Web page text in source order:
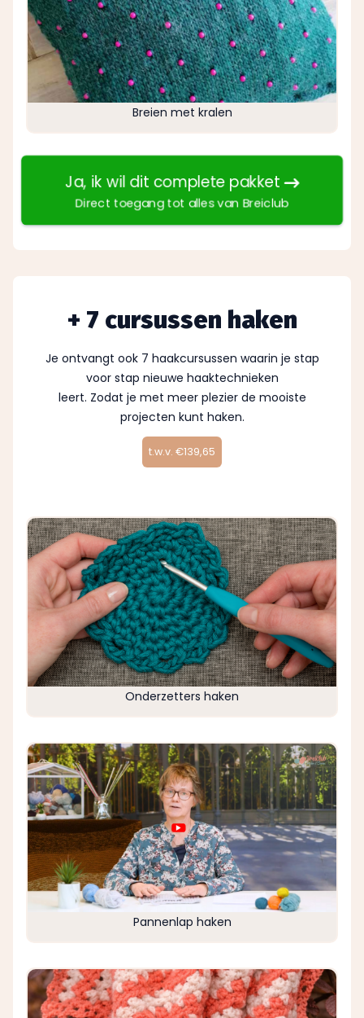
Breien met kralen
Ja, ik wil dit complete pakket
Direct toegang tot alles van Breiclub
+ 7 cursussen haken
Je ontvangt ook 7 haakcursussen waarin je stap
voor stap nieuwe haaktechnieken
leert. Zodat je met meer plezier de mooiste
projecten kunt haken.
t.w.v. €139,65
Onderzetters haken
Pannenlap haken